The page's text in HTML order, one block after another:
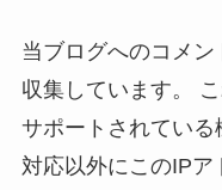
当ブログへのコメ
収集しています。
サポートされてい
対応以外にこのIPア